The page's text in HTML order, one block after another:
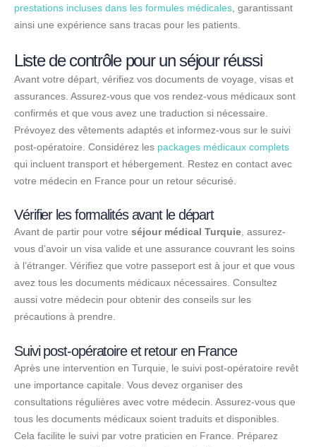
prestations incluses dans les formules médicales, garantissant
ainsi une expérience sans tracas pour les patients.
Liste de contrôle pour un séjour réussi
Avant votre départ, vérifiez vos documents de voyage, visas et
assurances. Assurez-vous que vos rendez-vous médicaux sont
confirmés et que vous avez une traduction si nécessaire.
Prévoyez des vêtements adaptés et informez-vous sur le suivi
post-opératoire. Considérez les packages médicaux complets
qui incluent transport et hébergement. Restez en contact avec
votre médecin en France pour un retour sécurisé.
Vérifier les formalités avant le départ
Avant de partir pour votre séjour médical Turquie, assurez-
vous d’avoir un visa valide et une assurance couvrant les soins
à l’étranger. Vérifiez que votre passeport est à jour et que vous
avez tous les documents médicaux nécessaires. Consultez
aussi votre médecin pour obtenir des conseils sur les
précautions à prendre.
Suivi post-opératoire et retour en France
Après une intervention en Turquie, le suivi post-opératoire revêt
une importance capitale. Vous devez organiser des
consultations régulières avec votre médecin. Assurez-vous que
tous les documents médicaux soient traduits et disponibles.
Cela facilite le suivi par votre praticien en France. Préparez